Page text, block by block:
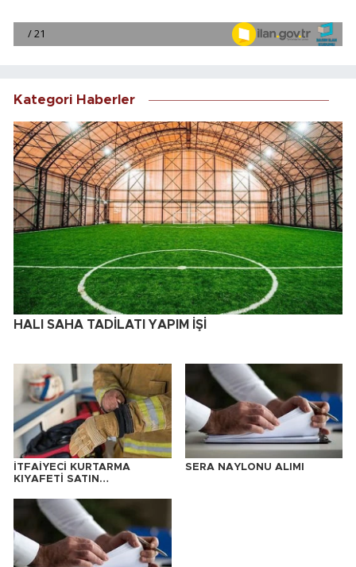
Kategori Haberler
HALI SAHA TADİLATI YAPIM İŞİ
İTFAİYECİ KURTARMA
KIYAFETİ SATIN
SERA NAYLONU ALIMI